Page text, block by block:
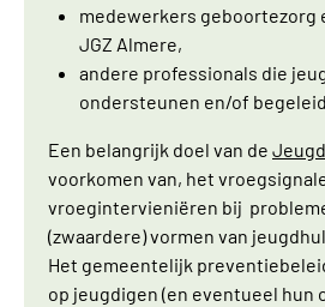
medewerkers geboortezorg
JGZ Almere,
andere professionals die
ondersteunen en/of
Een belangrijk doel van de
voorkomen van, het
vroegintervieniëren bij
(zwaardere) vormen van
Het gemeentelijk
op jeugdigen (en eventueel hun